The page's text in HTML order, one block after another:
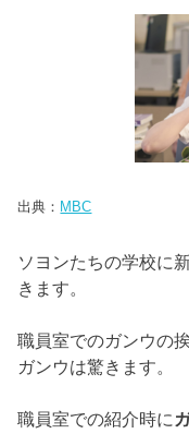
出典： MBC
ソヨンたちの学校に
きます。
職員室でのガンウの挨
ガンウは驚きます。
職員室での紹介時に